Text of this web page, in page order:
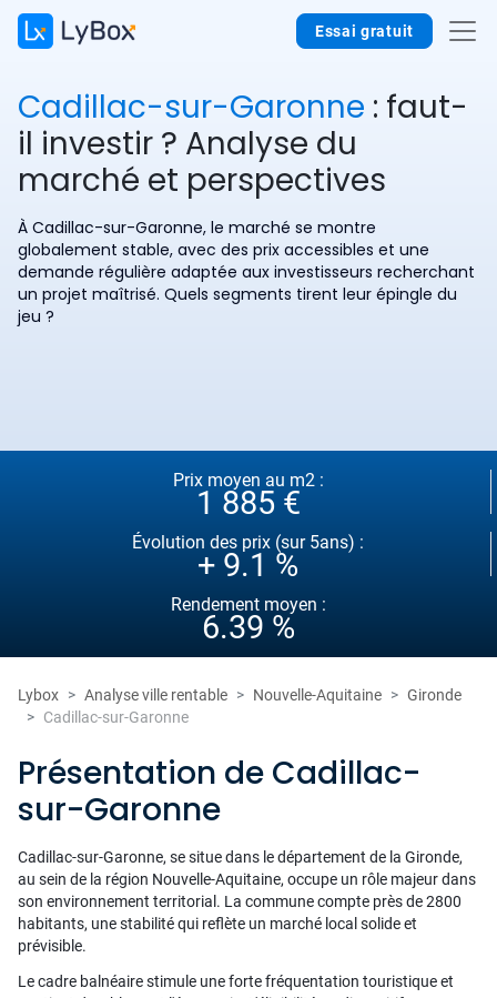
Essai gratuit
Cadillac-sur-Garonne : faut-
il investir ? Analyse du
marché et perspectives
À Cadillac-sur-Garonne, le marché se montre
globalement stable, avec des prix accessibles et une
demande régulière adaptée aux investisseurs recherchant
un projet maîtrisé. Quels segments tirent leur épingle du
jeu ?
Prix moyen au m2 :
1 885 €
Évolution des prix (sur 5ans) :
+ 9.1 %
Rendement moyen :
6.39 %
Lybox Analyse ville rentable Nouvelle-Aquitaine
Gironde
Cadillac-sur-Garonne
Présentation de Cadillac-
sur-Garonne
Cadillac-sur-Garonne, se situe dans le département de la Gironde,
au sein de la région Nouvelle-Aquitaine, occupe un rôle majeur dans
son environnement territorial. La commune compte près de 2800
habitants, une stabilité qui reflète un marché local solide et
prévisible.
Le cadre balnéaire stimule une forte fréquentation touristique et